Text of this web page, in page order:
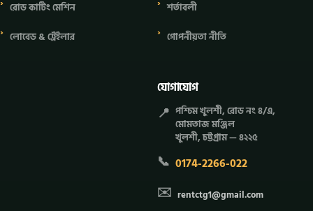
রোড কাটিং মেশিন
লোবেড & ট্রেইলার
শর্তাবলী
গোপনীয়তা নীতি
যোগাযোগ
📍 পশ্চিম খুলশী, রোড নং ৪/এ,
মোমতাজ মঞ্জিল
খুলশী, চট্টগ্রাম — ৪২২৫
📞 0174-2266-022
✉️ rentctg1@gmail.com